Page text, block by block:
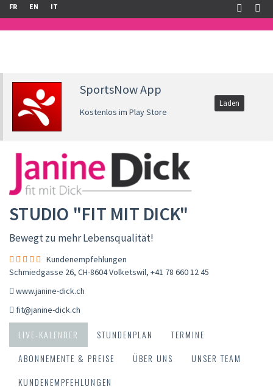
FR EN IT
SportsNow App
Kostenlos im Play Store
Laden
STUDIO "FIT MIT DICK"
Bewegt zu mehr Lebensqualität!
Kundenempfehlungen
Schmiedgasse 26, CH-8604 Volketswil, +41 78 660 12 45
www.janine-dick.ch
fit@janine-dick.ch
LIVE-KALENDER STUNDENPLAN
TERMINE
ABONNEMENTE & PREISE
ÜBER UNS
UNSER TEAM
KUNDENEMPFEHLUNGEN